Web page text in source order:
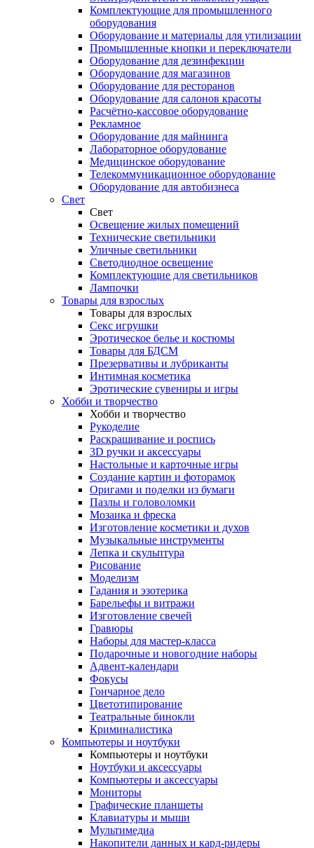
Комплектующие для промышленного
оборудования
Оборудование и материалы для утилизации
Промышленные кнопки и переключатели
Оборудование для дезинфекции
Оборудование для магазинов
Оборудование для ресторанов
Оборудование для салонов красоты
Расчётно-кассовое оборудование
Рекламное
Оборудование для майнинга
Лабораторное оборудование
Медицинское оборудование
Телекоммуникационное оборудование
Оборудование для автобизнеса
Свет
Свет
Освещение жилых помещений
Технические светильники
Уличные светильники
Светодиодное освещение
Комплектующие для светильников
Лампочки
Товары для взрослых
Товары для взрослых
Секс игрушки
Эротическое белье и костюмы
Товары для БДСМ
Презервативы и лубриканты
Интимная косметика
Эротические сувениры и игры
Хобби и творчество
Хобби и творчество
Рукоделие
Раскрашивание и роспись
3D ручки и аксессуары
Настольные и карточные игры
Создание картин и фоторамок
Оригами и поделки из бумаги
Пазлы и головоломки
Мозаика и фреска
Изготовление косметики и духов
Музыкальные инструменты
Лепка и скульптура
Рисование
Моделизм
Гадания и эзотерика
Барельефы и витражи
Изготовление свечей
Гравюры
Наборы для мастер-класса
Подарочные и новогодние наборы
Адвент-календари
Фокусы
Гончарное дело
Цветотипирование
Театральные бинокли
Криминалистика
Компьютеры и ноутбуки
Компьютеры и ноутбуки
Ноутбуки и аксессуары
Компьютеры и аксессуары
Мониторы
Графические планшеты
Клавиатуры и мыши
Мультимедиа
Накопители данных и кард-ридеры